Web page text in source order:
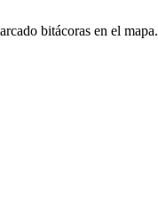
bitácoras en el mapa.